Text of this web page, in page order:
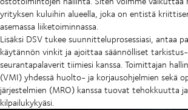
yrityksen kuluihin alueella, joka on entistä
asemassa liiketoiminnassa.
Lisäksi DSV tukee suunnitteluprosessiasi, antaa
käytännön vinkit ja ajoittaa säännölliset
seurantapalaverit tiimiesi kanssa. Toimittajan
(VMI) yhdessä huolto- ja korjausohjelmien sekä
järjestelmien (MRO) kanssa tuovat tehokkuutta
kilpailukykyäsi.